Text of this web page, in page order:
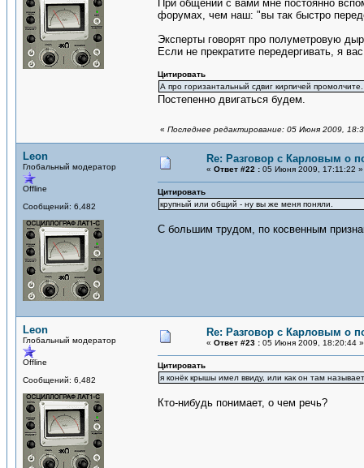
При общении с вами мне постоянно
форумах, чем наш: "вы так быстро
Эксперты говорят про полуметровую
Если не прекратите передергивать, я
Цитировать
А про горизантальный сдвиг кирпичей
Постепенно двигаться будем.
« Последнее редактирование: 05 Июня 2009,
Leon
Глобальный модератор
Offline
Сообщений: 6,482
Re: Разговор с Карловым о
« Ответ #22 : 05 Июня 2009, 17:11:22 »
Цитировать
крупный или общий - ну вы же меня поняли.
С большим трудом, по косвенным
Leon
Глобальный модератор
Offline
Сообщений: 6,482
Re: Разговор с Карловым о
« Ответ #23 : 05 Июня 2009, 18:20:44 »
Цитировать
я конёк крышы имел ввиду, или как он там
Кто-нибудь понимает, о чем речь?